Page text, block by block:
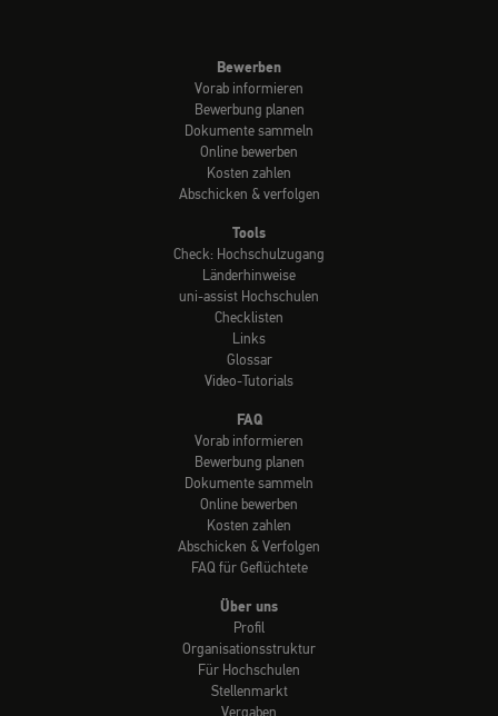
Bewerben
Vorab informieren
Bewerbung planen
Dokumente sammeln
Online bewerben
Kosten zahlen
Abschicken & verfolgen
Tools
Check: Hochschulzugang
Länderhinweise
uni-assist Hochschulen
Checklisten
Links
Glossar
Video-Tutorials
FAQ
Vorab informieren
Bewerbung planen
Dokumente sammeln
Online bewerben
Kosten zahlen
Abschicken & Verfolgen
FAQ für Geflüchtete
Über uns
Profil
Organisationsstruktur
Für Hochschulen
Stellenmarkt